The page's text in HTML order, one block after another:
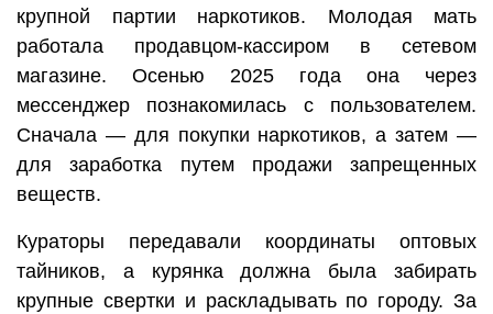
крупной партии наркотиков. Молодая мать
работала продавцом-кассиром в сетевом
магазине. Осенью 2025 года она через
мессенджер познакомилась с пользователем.
Сначала — для покупки наркотиков, а затем —
для заработка путем продажи запрещенных
веществ.
Кураторы передавали координаты оптовых
тайников, а курянка должна была забирать
крупные свертки и раскладывать по городу. За